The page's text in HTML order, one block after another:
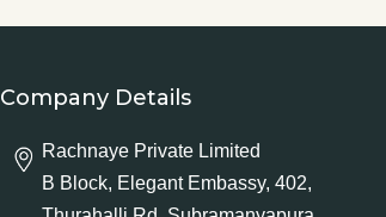
Company Details
Rachnaye Private Limited
B Block, Elegant Embassy, 402,